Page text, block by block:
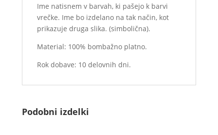
Ime natisnem v barvah, ki pašejo k barvi
vrečke. Ime bo izdelano na tak način, kot
prikazuje druga slika. (simbolična).
Material: 100% bombažno platno.
Rok dobave: 10 delovnih dni.
Podobni izdelki